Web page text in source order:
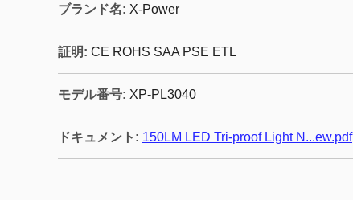
ブランド名: X-Power
証明: CE ROHS SAA PSE ETL
モデル番号: XP-PL3040
ドキュメント: 150LM LED Tri-proof Light N...ew.pdf